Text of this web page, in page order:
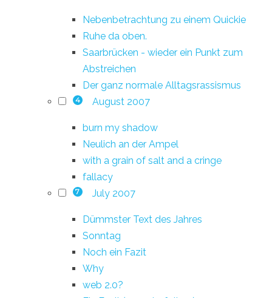
Nebenbetrachtung zu einem Quickie
Ruhe da oben.
Saarbrücken - wieder ein Punkt zum
Abstreichen
Der ganz normale Alltagsrassismus
4 August 2007
burn my shadow
Neulich an der Ampel
with a grain of salt and a cringe
fallacy
7 July 2007
Dümmster Text des Jahres
Sonntag
Noch ein Fazit
Why
web 2.0?